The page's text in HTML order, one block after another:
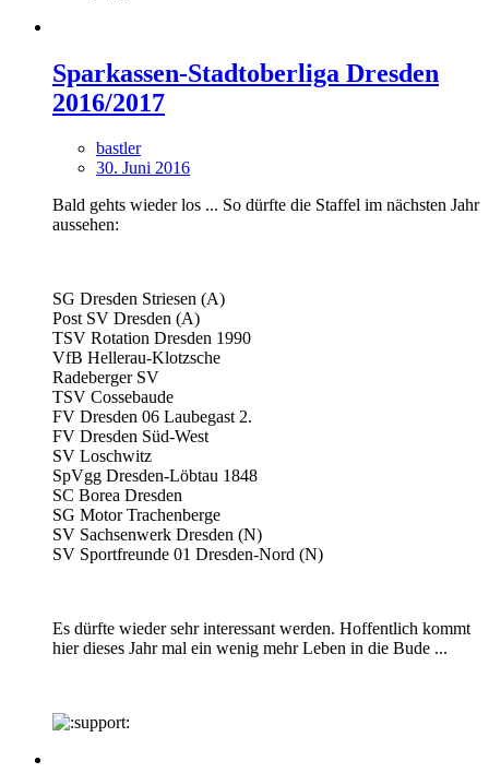
Sparkassen-Stadtoberliga Dresden
2016/2017
bastler
30. Juni 2016
Bald gehts wieder los ... So dürfte die Staffel im nächsten Jahr
aussehen:
SG Dresden Striesen (A)
Post SV Dresden (A)
TSV Rotation Dresden 1990
VfB Hellerau-Klotzsche
Radeberger SV
TSV Cossebaude
FV Dresden 06 Laubegast 2.
FV Dresden Süd-West
SV Loschwitz
SpVgg Dresden-Löbtau 1848
SC Borea Dresden
SG Motor Trachenberge
SV Sachsenwerk Dresden (N)
SV Sportfreunde 01 Dresden-Nord (N)
Es dürfte wieder sehr interessant werden. Hoffentlich kommt
hier dieses Jahr mal ein wenig mehr Leben in die Bude ...